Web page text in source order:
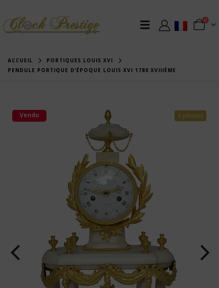
0
ACCUEIL
PORTIQUES LOUIS XVI
PENDULE PORTIQUE D’ÉPOQUE LOUIS XVI 1780 XVIIIÈME
6 photos
Vendu